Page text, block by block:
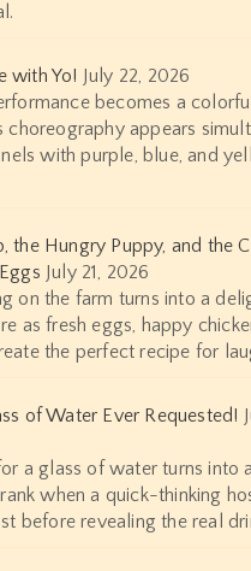
with Yo!
July 22, 2026
becomes a
choreography appears
with purple, blue, and
the Hungry Puppy, and the
July 21, 2026
on the farm turns into a
as fresh eggs, happy
the perfect recipe for
of Water Ever Requested!
a glass of water turns into a
when a quick-thinking
before revealing the real